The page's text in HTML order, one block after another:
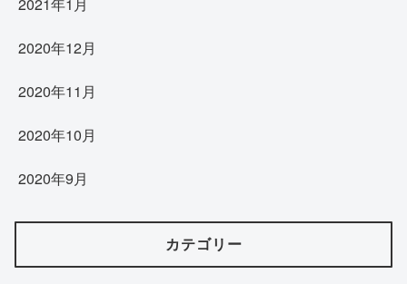
2021年1月
2020年12月
2020年11月
2020年10月
2020年9月
カテゴリー